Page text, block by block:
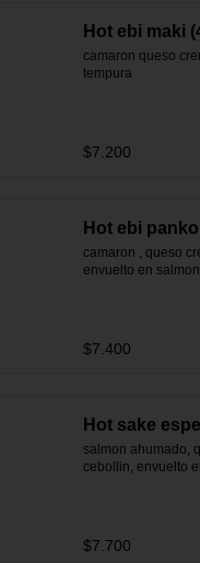
Hot ebi maki
camaron queso
tempura
$7.200
Hot ebi
camaron , queso
envuelto en
$7.400
Hot sake
salmon ahumado,
cebollin, envuelto
$7.700